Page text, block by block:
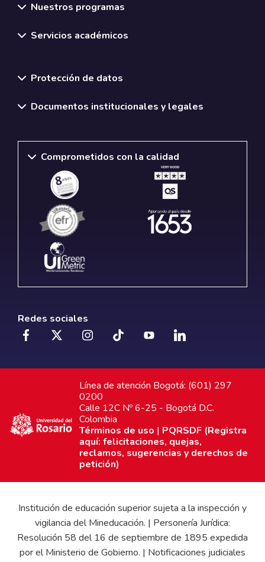
Nuestros programas
Servicios académicos
Protección de datos
Documentos institucionales y legales
Comprometidos con la calidad
Redes sociales
Línea de atención Bogotá: (601) 297
0200
Calle 12C Nº 6-25 - Bogotá D.C.
Colombia
Términos de uso | PQRSDF (Registra
aquí: felicitaciones, quejas,
reclamos, sugerencias y derechos de
petición)
Institución de educación superior sujeta a la inspección y
vigilancia del Mineducación. | Personería Jurídica:
Resolución 58 del 16 de septiembre de 1895 expedida
por el Ministerio de Gobierno. | Notificaciones judiciales